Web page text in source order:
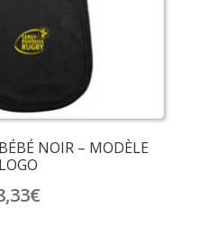
NOIR – MODÈLE
LOGO
€